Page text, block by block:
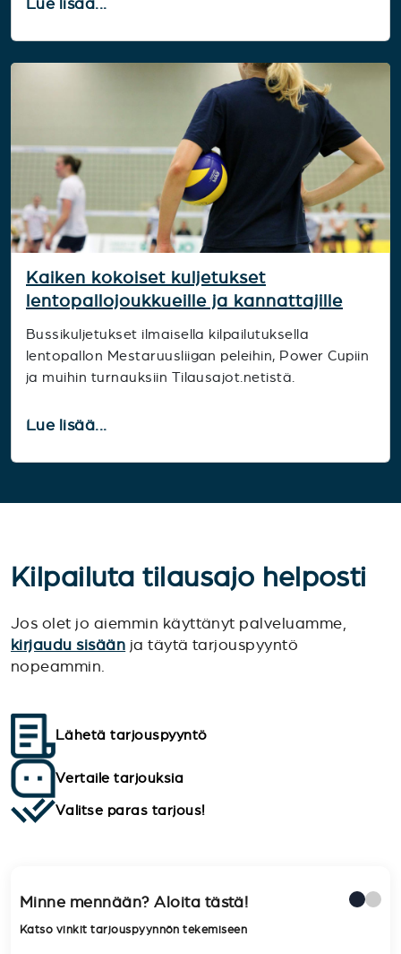
Kaiken kokoiset kuljetukset
lentopallojoukkueille ja kannattajille
Bussikuljetukset ilmaisella kilpailutuksella
lentopallon Mestaruusliigan peleihin, Power Cupiin
ja muihin turnauksiin Tilausajot.netistä.
Lue lisää...
Kilpailuta tilausajo helposti
Jos olet jo aiemmin käyttänyt palveluamme,
kirjaudu sisään ja täytä tarjouspyyntö
nopeammin.
Lähetä tarjouspyyntö
Vertaile tarjouksia
Valitse paras tarjous!
Minne mennään? Aloita tästä!
Katso vinkit tarjouspyynnön tekemiseen